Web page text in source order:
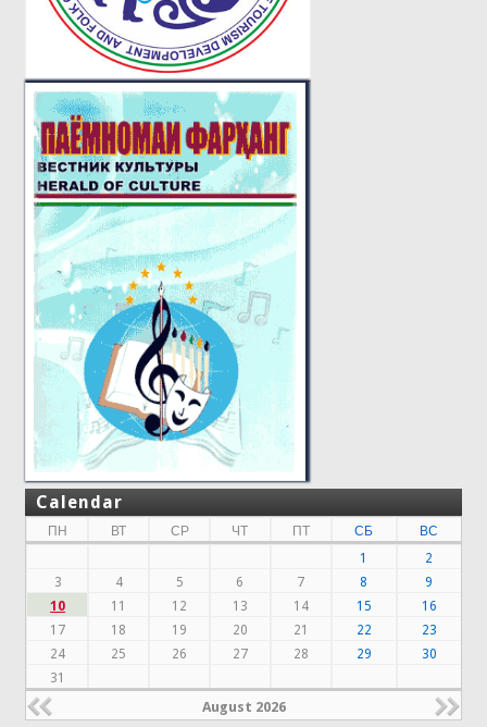
Calendar
ПН ВТ СР ЧТ ПТ СБ
ВС
1
2
3
4 5 6 7 8
9
10
11 12 13 14 15
16
17
18 19 20 21 22
23
24
25 26 27 28 29
30
31
August 2026